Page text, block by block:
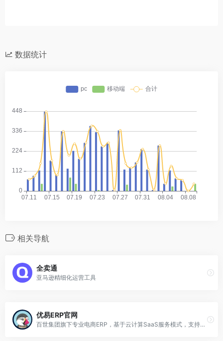
数据统计
相关导航
全卖通
亚马逊精细化运营工具
优易ERP官网
百世集团旗下专业电商ERP，基于云计算SaaS服务模式，支持多平台多店铺的商品、订单、进销存、采购、分销、财务管理，为中小电商卖家提供轻量化智能化的一站式电商解决方案，让生意更轻松。